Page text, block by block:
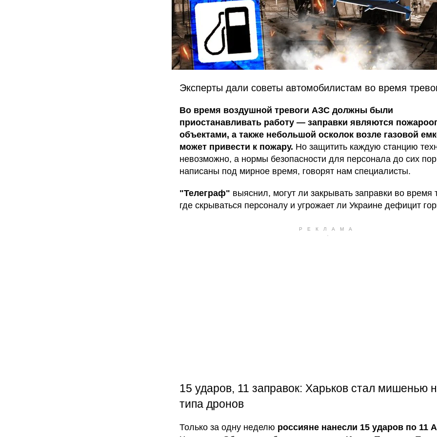
Эксперты дали советы автомобилистам во время
Во время воздушной тревоги АЗС должны были
приостанавливать работу — заправки являются
объектами, а также небольшой осколок возле газовой
может привести к пожару. Но защитить каждую станцию
невозможно, а нормы безопасности для персонала до сих пор
написаны под мирное время, говорят нам специалисты.
"Телеграф" выяснил, могут ли закрывать заправки во время
где скрываться персоналу и угрожает ли Украине дефицит
15 ударов, 11 заправок: Харьков стал мишенью
типа дронов
Только за одну неделю россияне нанесли 15 ударов по 11